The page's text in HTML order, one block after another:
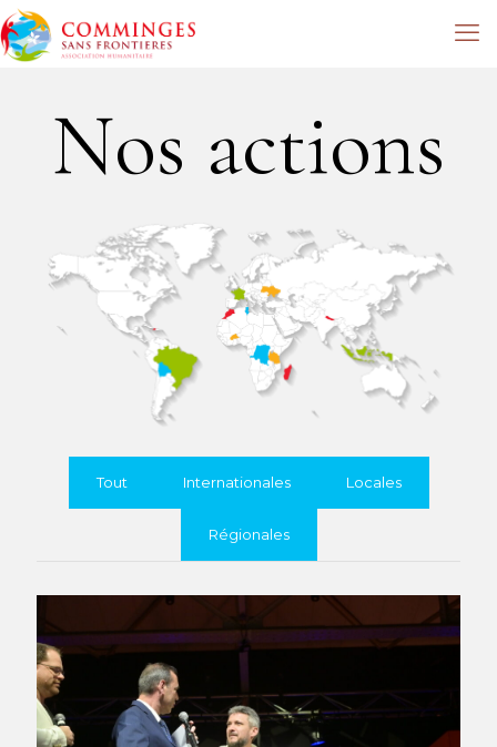
Nos actions
Tout Internationales Locales
Régionales